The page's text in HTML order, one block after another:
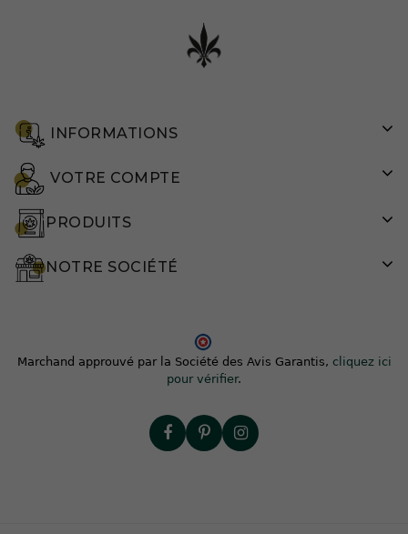
INFORMATIONS
VOTRE COMPTE
PRODUITS
NOTRE SOCIÉTÉ
Marchand approuvé par la Société des Avis Garantis, cliquez ici
pour vérifier.